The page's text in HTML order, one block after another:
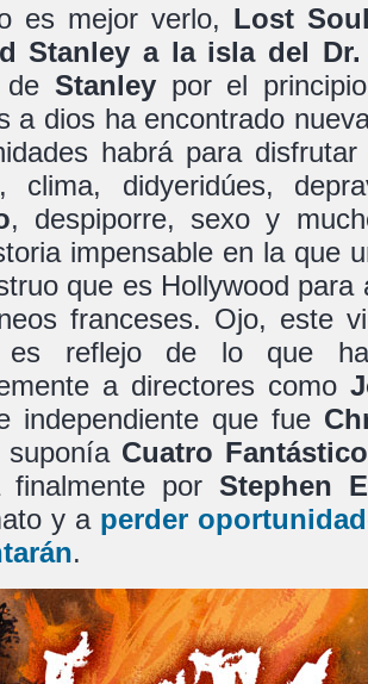
es mejor verlo, Lost
Stanley a la isla del Dr.
de Stanleypor el
a dios ha encontrado
habrá para
clima, didyeridúes,
, despiporre, sexo y
impensable en la que
que es Hollywood para
franceses. Ojo, este
es reflejo de lo que
a directores como
independiente que fue
suponía Cuatro
finalmente porStephen
y a perder
.